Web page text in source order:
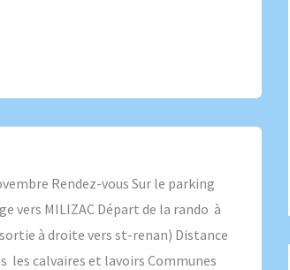
Rendez-vous Sur le parking
vers MILIZAC Départ de la rando à
à droite vers st-renan) Distance
les calvaires et lavoirs Communes